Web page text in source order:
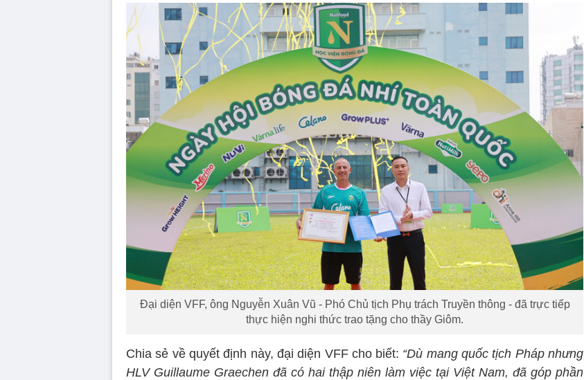
Đại diện VFF, ông Nguyễn Xuân Vũ - Phó Chủ tịch Phụ trách Truyền thông - đã trực tiếp
thực hiện nghi thức trao tặng cho thầy Giôm.
Chia sẻ về quyết định này, đại diện VFF cho biết: “Dù mang quốc tịch Pháp nhưng
HLV Guillaume Graechen đã có hai thập niên làm việc tại Việt Nam, đã góp phần